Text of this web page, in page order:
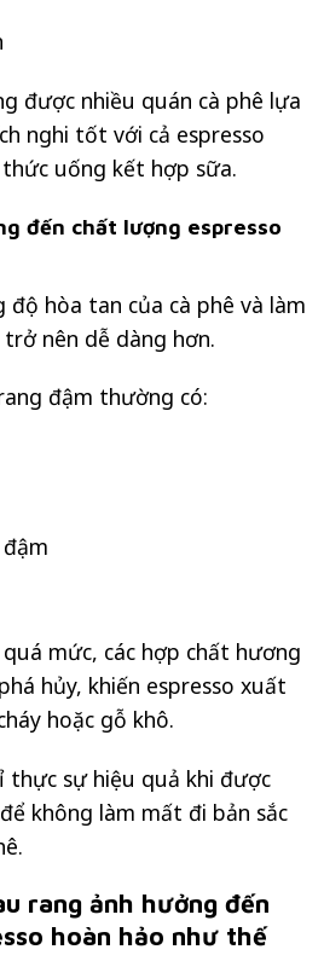
được nhiều quán cà phê lựa
nghi tốt với cả espresso
uống kết hợp sữa.
đến chất lượng espresso
độ hòa tan của cà phê và làm
nên dễ dàng hơn.
đậm thường có:
mức, các hợp chất hương
hủy, khiến espresso xuất
hoặc gỗ khô.
thực sự hiệu quả khi được
không làm mất đi bản sắc
rang ảnh hưởng đến
hoàn hảo như thế